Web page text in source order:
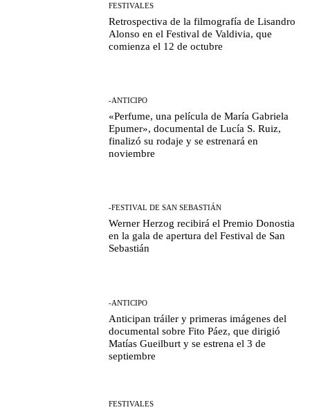
FESTIVALES
Retrospectiva de la filmografía de Lisandro
Alonso en el Festival de Valdivia, que
comienza el 12 de octubre
-ANTICIPO
«Perfume, una película de María Gabriela
Epumer», documental de Lucía S. Ruiz,
finalizó su rodaje y se estrenará en
noviembre
-FESTIVAL DE SAN SEBASTIÁN
Werner Herzog recibirá el Premio Donostia
en la gala de apertura del Festival de San
Sebastián
-ANTICIPO
Anticipan tráiler y primeras imágenes del
documental sobre Fito Páez, que dirigió
Matías Gueilburt y se estrena el 3 de
septiembre
FESTIVALES